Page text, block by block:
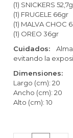
(1) SNICKERS
(1) FRUGELE 66gr
(1) MALVA CHOC
(1) OREO 36gr
Cuidados:
evitando la
Dimensiones:
Largo (cm): 20
Ancho (cm): 20
Alto (cm): 10